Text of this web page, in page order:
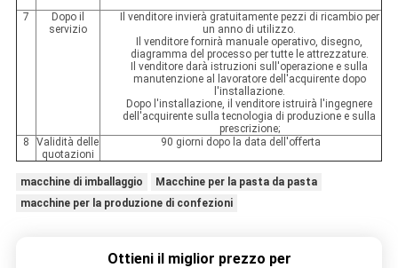
7
Dopo il
servizio
Il venditore invierà gratuitamente pezzi di ricambio per
un anno di utilizzo.
Il venditore fornirà manuale operativo, disegno,
diagramma del processo per tutte le attrezzature.
Il venditore darà istruzioni sull'operazione e sulla
manutenzione al lavoratore dell'acquirente dopo
l'installazione.
Dopo l'installazione, il venditore istruirà l'ingegnere
dell'acquirente sulla tecnologia di produzione e sulla
prescrizione;
8
Validità delle
quotazioni
90 giorni dopo la data dell'offerta
macchine di imballaggio
Macchine per la pasta da pasta
macchine per la produzione di confezioni
Ottieni il miglior prezzo per